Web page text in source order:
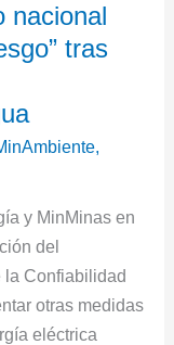
nacional
tras
,
y MinMinas en
del
la Confiabilidad
otras medidas
eléctrica